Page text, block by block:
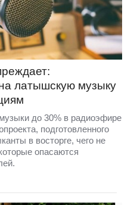
латышскую музыку
до 30% в радиоэфире
подготовленного
в восторге, чего не
опасаются